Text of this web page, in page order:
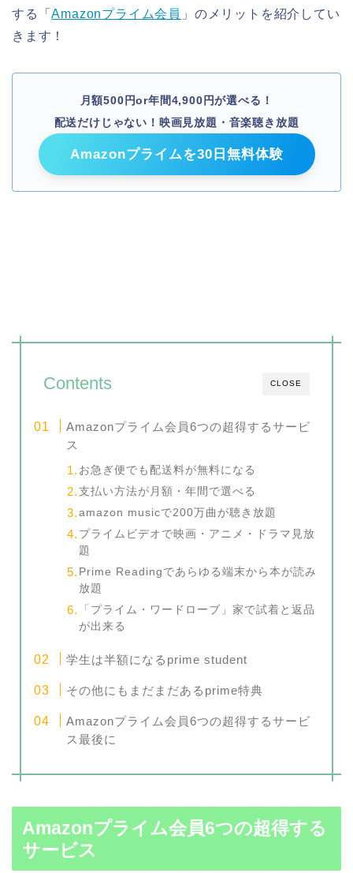
する「Amazonプライム会員 」のメリットを紹介してい
きます！
月額500円or年間4,900円が選べる！
配送だけじゃない！映画見放題・音楽聴き放題
Amazonプライムを30日無料体験
CLOSE
Contents
Amazonプライム会員6つの超得するサービ
ス
お急ぎ便でも配送料が無料になる
支払い方法が月額・年間で選べる
amazon musicで200万曲が聴き放題
プライムビデオで映画・アニメ・ドラマ見放
題
Prime Readingであらゆる端末から本が読み
放題
「プライム・ワードローブ」家で試着と返品
が出来る
学生は半額になるprime student
その他にもまだまだあるprime特典
Amazonプライム会員6つの超得するサービ
ス最後に
Amazonプライム会員6つの超得する
サービス